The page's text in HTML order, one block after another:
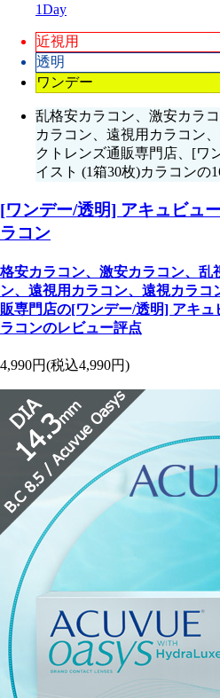
1Day
近視用
透明
ワンデー
乱格安カラコン、激安カラ
カラコン、遠視用カラコン
クトレンズ通販専門店、[ワ
イスト (1箱30枚)カラコンの
[ワンデー/透明] アキュビュ
ラコン
格安カラコン、激安カラコン、乱
ン、遠視用カラコン、遠視カラコ
販専門店の[ワンデー/透明] アキュ
ラコンのレビュー評点
4,990円(税込4,990円)